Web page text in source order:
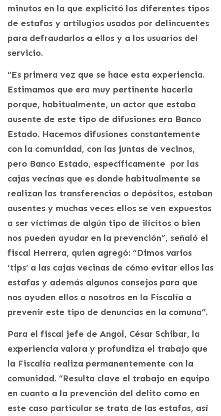
minutos en la que explicitó los diferentes tipos
de estafas y artilugios usados por delincuentes
para defraudarlos a ellos y a los usuarios del
servicio.
“Es primera vez que se hace esta experiencia.
Estimamos que era muy pertinente hacerla
porque, habitualmente, un actor que estaba
ausente de este tipo de difusiones era Banco
Estado. Hacemos difusiones constantemente
con la comunidad, con las juntas de vecinos,
pero Banco Estado, específicamente por las
cajas vecinas que es donde habitualmente se
realizan las transferencias o depósitos, estaban
ausentes y muchas veces ellos se ven expuestos
a ser víctimas de algún tipo de ilícitos o bien
nos pueden ayudar en la prevención”, señaló el
fiscal Herrera, quien agregó: “Dimos varios
‘tips’ a las cajas vecinas de cómo evitar ellos las
estafas y además algunos consejos para que
nos ayuden ellos a nosotros en la Fiscalía a
prevenir este tipo de denuncias en la comuna”.
Para el fiscal jefe de Angol, César Schibar, la
experiencia valora y profundiza el trabajo que
la Fiscalía realiza permanentemente con la
comunidad. “Resulta clave el trabajo en equipo
en cuanto a la prevención del delito como en
este caso particular se trata de las estafas, así